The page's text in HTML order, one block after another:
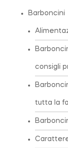
Barboncini
consigli
tutta la